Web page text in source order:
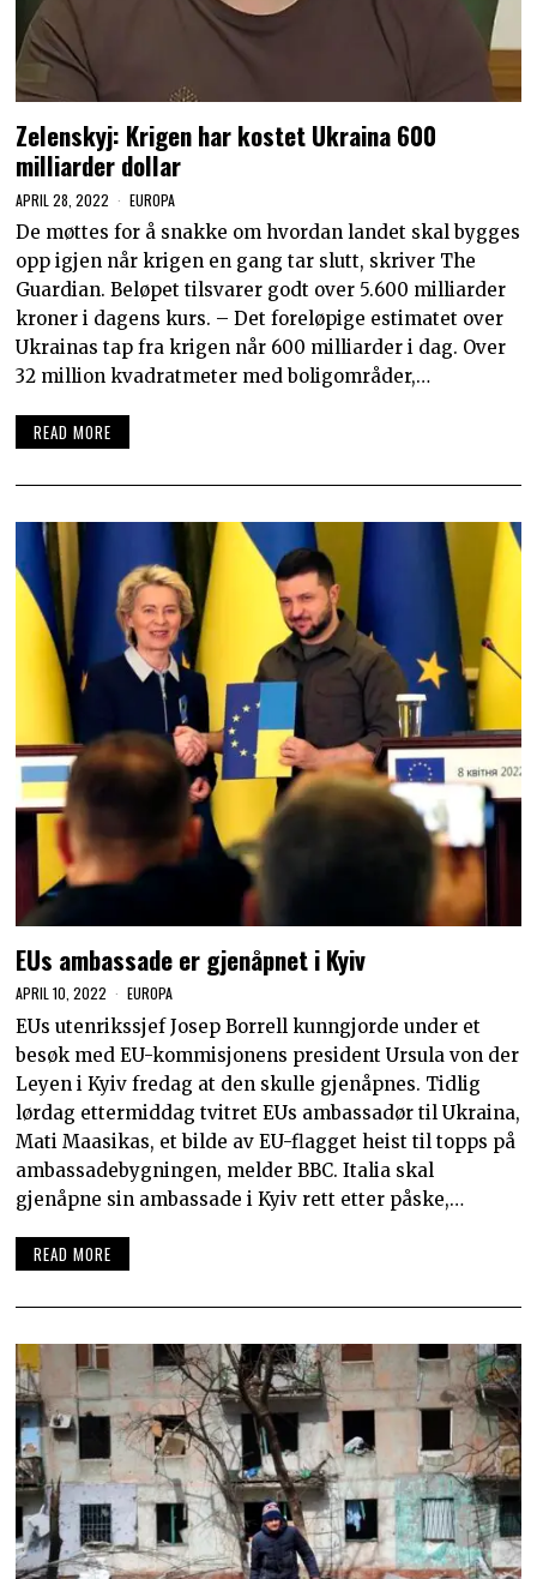
Zelenskyj: Krigen har kostet Ukraina 600
milliarder dollar
APRIL 28, 2022 EUROPA
De møttes for å snakke om hvordan landet skal bygges
opp igjen når krigen en gang tar slutt, skriver The
Guardian. Beløpet tilsvarer godt over 5.600 milliarder
kroner i dagens kurs. – Det foreløpige estimatet over
Ukrainas tap fra krigen når 600 milliarder i dag. Over
32 million kvadratmeter med boligområder,…
READ MORE
EUs ambassade er gjenåpnet i Kyiv
APRIL 10, 2022 EUROPA
EUs utenrikssjef Josep Borrell kunngjorde under et
besøk med EU-kommisjonens president Ursula von der
Leyen i Kyiv fredag at den skulle gjenåpnes. Tidlig
lørdag ettermiddag tvitret EUs ambassadør til Ukraina,
Mati Maasikas, et bilde av EU-flagget heist til topps på
ambassadebygningen, melder BBC. Italia skal
gjenåpne sin ambassade i Kyiv rett etter påske,…
READ MORE